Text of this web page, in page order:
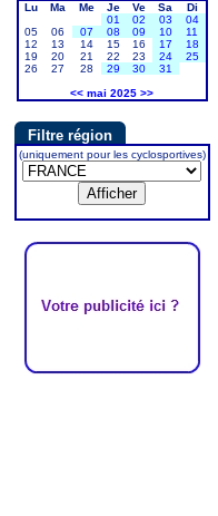
Lu Ma Me Je Ve Sa
Di
01
02 03
04
05
06 07 08 09 10
11
12
13 14 15 16 17
18
19
20 21 22 23 24
25
26
27 28 29 30
31
<< mai 2025 >>
Filtre région
(uniquement pour les cyclosportives)